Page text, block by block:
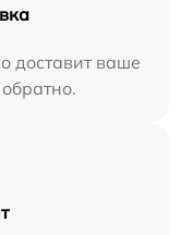
доставит ваше